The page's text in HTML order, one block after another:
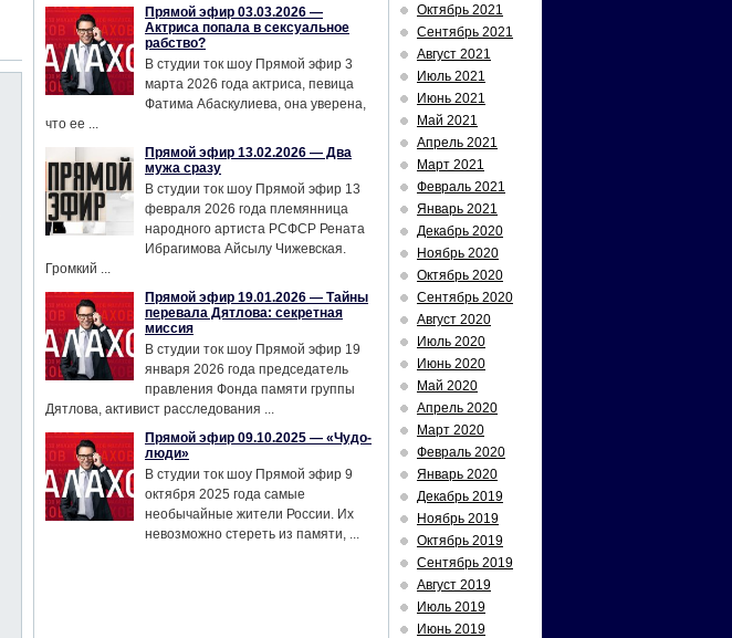
Прямой эфир 03.03.2026 —
Актриса попала в сексуальное
рабство?
В студии ток шоу Прямой эфир 3
марта 2026 года актриса, певица
Фатима Абаскулиева, она уверена,
что ее ...
Прямой эфир 13.02.2026 — Два
мужа сразу
В студии ток шоу Прямой эфир 13
февраля 2026 года племянница
народного артиста РСФСР Рената
Ибрагимова Айсылу Чижевская.
Громкий ...
Прямой эфир 19.01.2026 — Тайны
перевала Дятлова: секретная
миссия
В студии ток шоу Прямой эфир 19
января 2026 года председатель
правления Фонда памяти группы
Дятлова, активист расследования ...
Прямой эфир 09.10.2025 — «Чудо-
люди»
В студии ток шоу Прямой эфир 9
октября 2025 года самые
необычайные жители России. Их
невозможно стереть из памяти, ...
Октябрь 2021
Сентябрь 2021
Август 2021
Июль 2021
Июнь 2021
Май 2021
Апрель 2021
Март 2021
Февраль 2021
Январь 2021
Декабрь 2020
Ноябрь 2020
Октябрь 2020
Сентябрь 2020
Август 2020
Июль 2020
Июнь 2020
Май 2020
Апрель 2020
Март 2020
Февраль 2020
Январь 2020
Декабрь 2019
Ноябрь 2019
Октябрь 2019
Сентябрь 2019
Август 2019
Июль 2019
Июнь 2019